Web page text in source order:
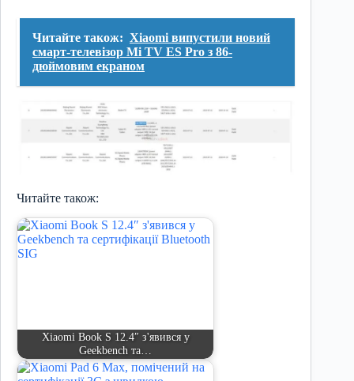
Читайте також: Xiaomi випустили новий
смарт-телевізор Mi TV ES Pro з 86-
дюймовим екраном
Читайте також:
Xiaomi Book S 12.4″ з'явився у
Geekbench та…